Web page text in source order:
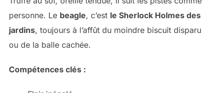
personne. Le beagle, c’est le Sherlock Holmes des
jardins, toujours à l’affût du moindre biscuit disparu
ou de la balle cachée.
Compétences clés :